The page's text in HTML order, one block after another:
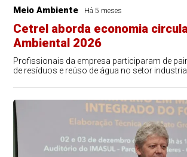
Meio Ambiente Há 5 meses
Cetrel aborda economia
Ambiental 2026
Profissionais da empresa participaram de
de resíduos e reúso de água no setor industrial.